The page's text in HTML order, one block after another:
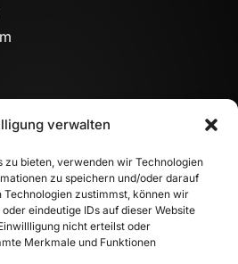
verwalten
zu bieten, verwenden wir Technologien
zu speichern und/oder darauf
Technologien zustimmst, können wir
eindeutige IDs auf dieser Website
nicht erteilst oder
Merkmale und Funktionen
Uhr